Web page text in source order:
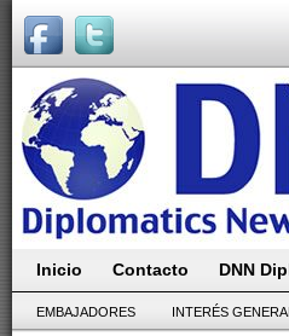
Inicio Contacto DNN
EMBAJADORES INTERÉS GENERAL